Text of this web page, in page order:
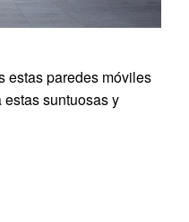
estas paredes móviles
suntuosas y